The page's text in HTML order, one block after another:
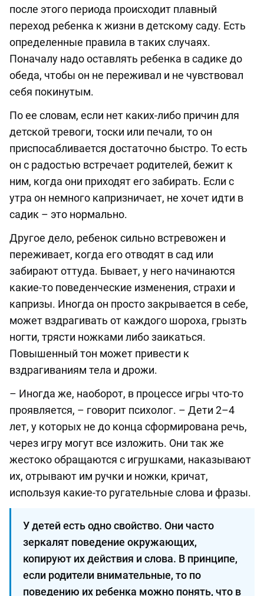
после этого периода происходит плавный
переход ребенка к жизни в детскому саду. Есть
определенные правила в таких случаях.
Поначалу надо оставлять ребенка в садике до
обеда, чтобы он не переживал и не чувствовал
себя покинутым.
По ее словам, если нет каких-либо причин для
детской тревоги, тоски или печали, то он
приспосабливается достаточно быстро. То есть
он с радостью встречает родителей, бежит к
ним, когда они приходят его забирать. Если с
утра он немного капризничает, не хочет идти в
садик – это нормально.
Другое дело, ребенок сильно встревожен и
переживает, когда его отводят в сад или
забирают оттуда. Бывает, у него начинаются
какие-то поведенческие изменения, страхи и
капризы. Иногда он просто закрывается в себе,
может вздрагивать от каждого шороха, грызть
ногти, трясти ножками либо заикаться.
Повышенный тон может привести к
вздрагиваниям тела и дрожи.
– Иногда же, наоборот, в процессе игры что-то
проявляется, – говорит психолог. – Дети 2–4
лет, у которых не до конца сформирована речь,
через игру могут все изложить. Они так же
жестоко обращаются с игрушками, наказывают
их, отрывают им ручки и ножки, кричат,
используя какие-то ругательные слова и фразы.
У детей есть одно свойство. Они часто
зеркалят поведение окружающих,
копируют их действия и слова. В принципе,
если родители внимательные, то по
поведению их ребенка можно понять, что в